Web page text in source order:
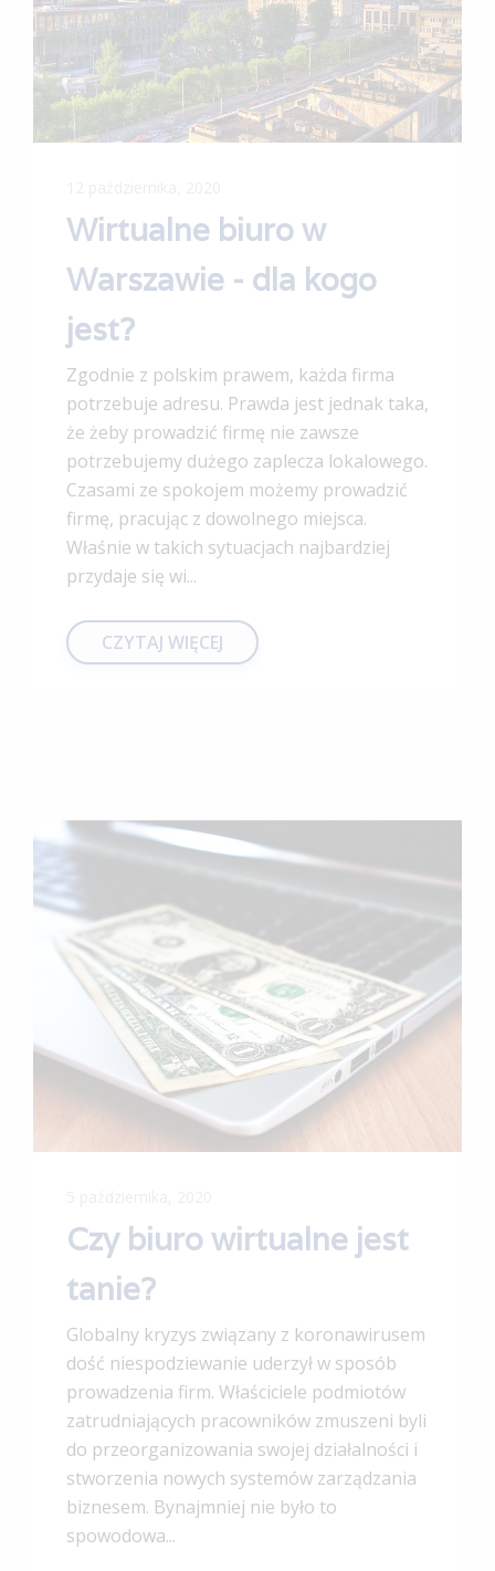
Wirtualne biuro w
Warszawie - dla kogo
jest?
Zgodnie z polskim prawem, każda firma
potrzebuje adresu. Prawda jest jednak taka,
że żeby prowadzić firmę nie zawsze
potrzebujemy dużego zaplecza lokalowego.
Czasami ze spokojem możemy prowadzić
firmę, pracując z dowolnego miejsca.
Właśnie w takich sytuacjach najbardziej
przydaje się wi...
CZYTAJ WIĘCEJ
Czy biuro wirtualne jest
tanie?
Globalny kryzys związany z koronawirusem
dość niespodziewanie uderzył w sposób
prowadzenia firm. Właściciele podmiotów
zatrudniających pracowników zmuszeni byli
do przeorganizowania swojej działalności i
stworzenia nowych systemów zarządzania
biznesem. Bynajmniej nie było to
spowodowa...